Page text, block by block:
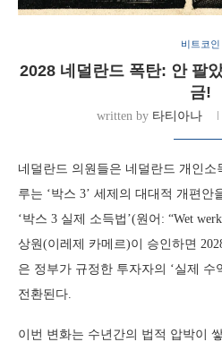
비트코인
2028 네덜란드 폭탄: 안 팔
금!
written by 타티아나
네덜란드 의원들은 네덜란드 개인
루는 ‘박스 3’ 세제의 대대적 개편
‘박스 3 실제 소득법’(원어: “Wet
상원(이레제 카메르)이 승인하면
은 정부가 규정한 투자자의 ‘실제 수
전환된다.
이번 변화는 수년간의 법적 압박이